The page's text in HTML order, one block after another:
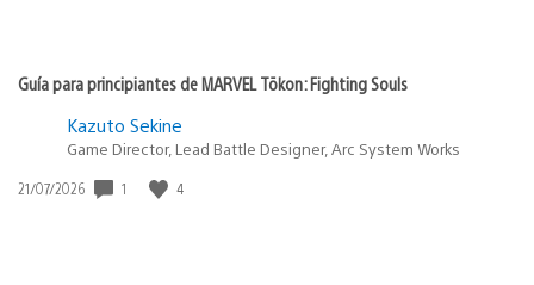
Guía para principiantes de MARVEL Tōkon: Fighting Souls
Kazuto Sekine
Game Director, Lead Battle Designer, Arc System Works
Fecha
21/07/2026 1 4